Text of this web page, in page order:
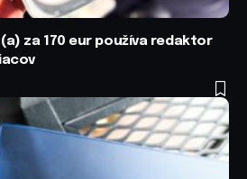
za 170 eur používa redaktor